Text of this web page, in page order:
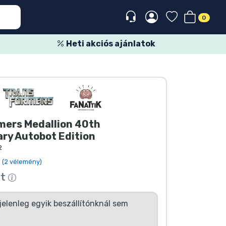
0
Heti akciós ajánlatok
Medallion 40th
Autobot Edition
(2 vélemény)
egyik beszállítónknál sem